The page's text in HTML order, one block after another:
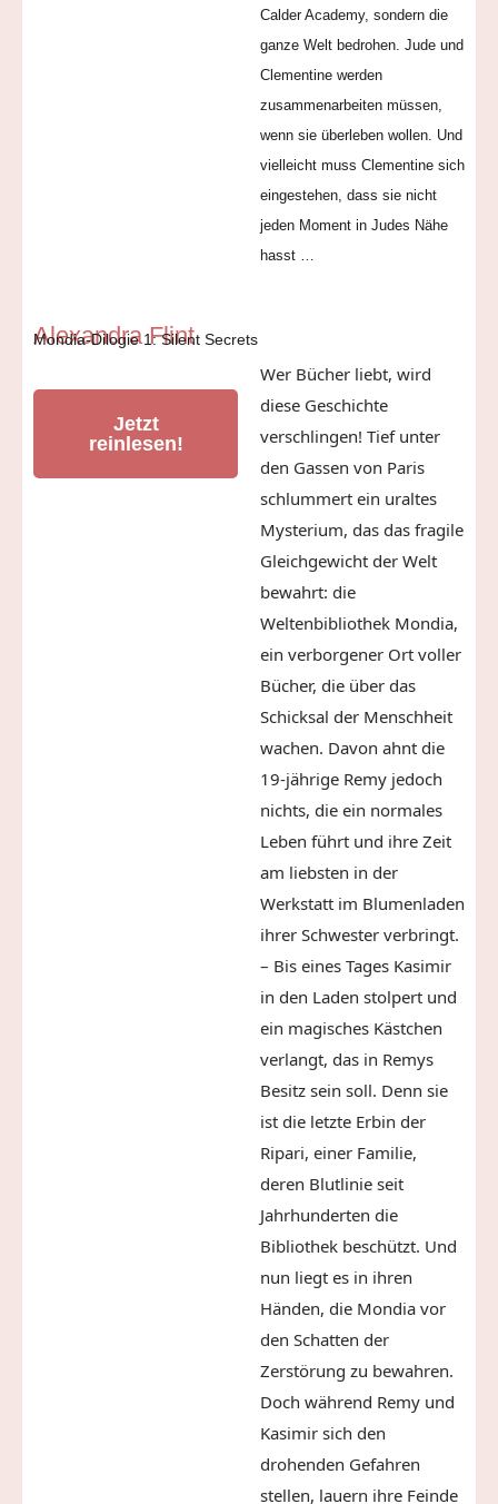
Calder Academy, sondern die
ganze Welt bedrohen. Jude und
Clementine werden
zusammenarbeiten müssen,
wenn sie überleben wollen. Und
vielleicht muss Clementine sich
eingestehen, dass sie nicht
jeden Moment in Judes Nähe
hasst …
Alexandra Flint
Mondia-Dilogie 1: Silent Secrets
Jetzt
reinlesen!
Wer Bücher liebt, wird
diese Geschichte
verschlingen! Tief unter
den Gassen von Paris
schlummert ein uraltes
Mysterium, das das fragile
Gleichgewicht der Welt
bewahrt: die
Weltenbibliothek Mondia,
ein verborgener Ort voller
Bücher, die über das
Schicksal der Menschheit
wachen. Davon ahnt die
19-jährige Remy jedoch
nichts, die ein normales
Leben führt und ihre Zeit
am liebsten in der
Werkstatt im Blumenladen
ihrer Schwester verbringt.
– Bis eines Tages Kasimir
in den Laden stolpert und
ein magisches Kästchen
verlangt, das in Remys
Besitz sein soll. Denn sie
ist die letzte Erbin der
Ripari, einer Familie,
deren Blutlinie seit
Jahrhunderten die
Bibliothek beschützt. Und
nun liegt es in ihren
Händen, die Mondia vor
den Schatten der
Zerstörung zu bewahren.
Doch während Remy und
Kasimir sich den
drohenden Gefahren
stellen, lauern ihre Feinde